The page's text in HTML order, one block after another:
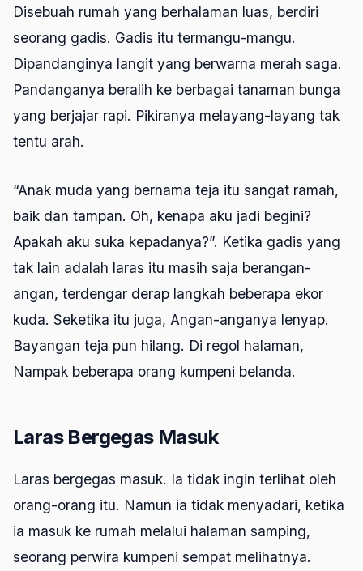
Disebuah rumah yang berhalaman luas, berdiri
seorang gadis. Gadis itu termangu-mangu.
Dipandanginya langit yang berwarna merah saga.
Pandanganya beralih ke berbagai tanaman bunga
yang berjajar rapi. Pikiranya melayang-layang tak
tentu arah.
“Anak muda yang bernama teja itu sangat ramah,
baik dan tampan. Oh, kenapa aku jadi begini?
Apakah aku suka kepadanya?”. Ketika gadis yang
tak lain adalah laras itu masih saja berangan-
angan, terdengar derap langkah beberapa ekor
kuda. Seketika itu juga, Angan-anganya lenyap.
Bayangan teja pun hilang. Di regol halaman,
Nampak beberapa orang kumpeni belanda.
Laras Bergegas Masuk
Laras bergegas masuk. Ia tidak ingin terlihat oleh
orang-orang itu. Namun ia tidak menyadari, ketika
ia masuk ke rumah melalui halaman samping,
seorang perwira kumpeni sempat melihatnya.